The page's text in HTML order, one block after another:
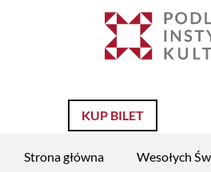
KUP BILET
Strona główna Wesołych